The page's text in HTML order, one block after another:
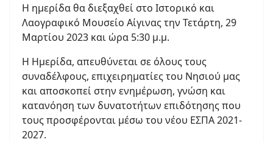
Η ημερίδα θα διεξαχθεί στο Ιστορικό και
Λαογραφικό Μουσείο Αίγινας την Τετάρτη, 29
Μαρτίου 2023 και ώρα 5:30 μ.μ.
Η Ημερίδα, απευθύνεται σε όλους τους
συναδέλφους, επιχειρηματίες του Νησιού μας
και αποσκοπεί στην ενημέρωση, γνώση και
κατανόηση των δυνατοτήτων επιδότησης που
τους προσφέρονται μέσω του νέου ΕΣΠΑ 2021-
2027.